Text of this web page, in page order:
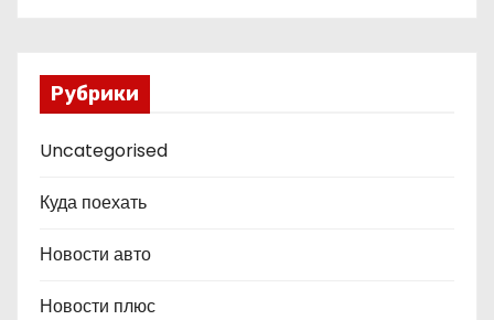
Рубрики
Uncategorised
Куда поехать
Новости авто
Новости плюс